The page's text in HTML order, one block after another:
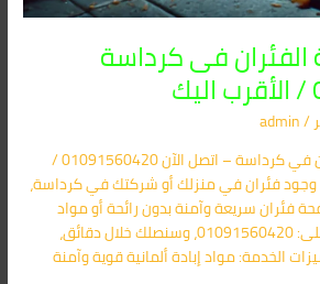
فى كرداسة
/
admin
✅ شركة مكافحة الفئران في كرداسة – اتصل الآن 01091560420 /
وجود فئران في منزلك أو شركتك في كرداسة،
فئران سريعة وآمنة بدون رائحة أو مواد
ضارة.📞 كلمنا دلوقتي على: 01091560420، وسنصلك خلال دقائق،
الخدمة: مواد إبادة ألمانية قوية وآمنة